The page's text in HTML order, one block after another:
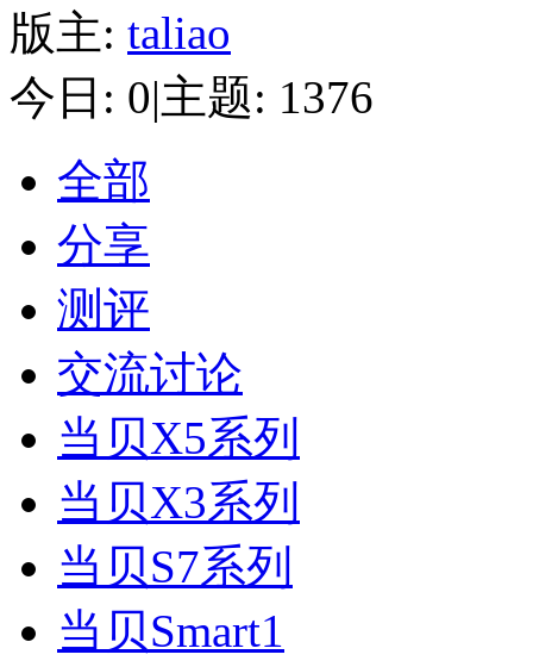
版主: taliao
今日: 0|主题: 1376
全部
分享
测评
交流讨论
当贝X5系列
当贝X3系列
当贝S7系列
当贝Smart1